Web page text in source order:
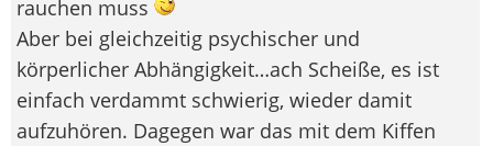
rauchen muss
Aber bei gleichzeitig psychischer und
körperlicher Abhängigkeit…ach Scheiße, es ist
einfach verdammt schwierig, wieder damit
aufzuhören. Dagegen war das mit dem Kiffen